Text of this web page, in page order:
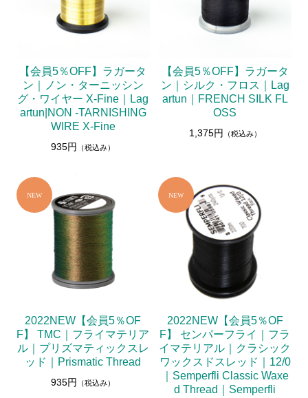
【会員5％OFF】ラガータ
ン｜ノン・ターニッシン
グ・ワイヤー X-Fine｜Lag
artun|NON -TARNISHING
WIRE X-Fine
935円 （税込み）
【会員5％OFF】ラガータ
ン｜シルク・フロス｜Lag
artun｜FRENCH SILK FL
OSS
1,375円 （税込み）
2022NEW【会員5％OF
F】 TMC｜フライマテリア
ル｜プリズマティックスレ
ッド｜Prismatic Thread
935円 （税込み）
2022NEW【会員5％OF
F】 センパーフライ｜フラ
イマテリアル｜クラシック
ワックスドスレッド｜12/0
｜Semperfli Classic Waxe
d Thread｜Semperfli